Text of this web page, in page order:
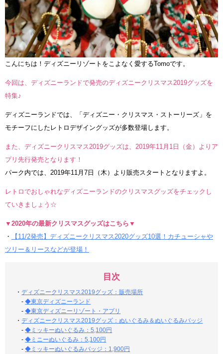
こんにちは！ディズニーリゾートをこよなく愛するTomoです。
今回は、ディズニーランドで発売のディズニークリスマス2019グッズを
特集♪
ディズニーランドでは、「ディズニー・クリスマス・ストーリーズ」を
モチーフにしたレトロデザイングッズが多数登場します。
また、ディズニークリスマス2019グッズは、2019年11月1日（金）よりア
プリ先行発売となります！
パーク内では、2019年11月7日（木）より販売スタートとなりますよ。
レトロでおしゃれなディズニーランドのクリスマスグッズをチェックし
ていきましょう☆
▼2020年の最新クリスマスグッズはこちら▼
・
【11/2発売】ディズニークリスマス2020グッズ10選！カチューシャや
ツリー＆リースなどが登場！
目次
・ディズニークリスマス2019グッズ：販売場所
-◆東京ディズニーランド
-◆東京ディズニーリゾート・アプリ
・ディズニークリスマス2019グッズ：ぬいぐるみ＆ぬいぐるみバッジ
-◆ミッキーぬいぐるみ：5,100円
-◆ミニーぬいぐるみ：5,100円
-◆ミッキーぬいぐるみバッジ：1,900円